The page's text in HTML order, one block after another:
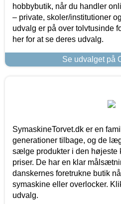
hobbybutik, når du handler
– private, skoler/institutioner
udvalg er på over tolvtusinde
her for at se deres udvalg.
Se udvalget på
SymaskineTorvet.dk er en
generationer tilbage, og de
sælge produkter i den højeste
priser. De har en klar
danskernes foretrukne butik
symaskine eller overlocker.
udvalg.